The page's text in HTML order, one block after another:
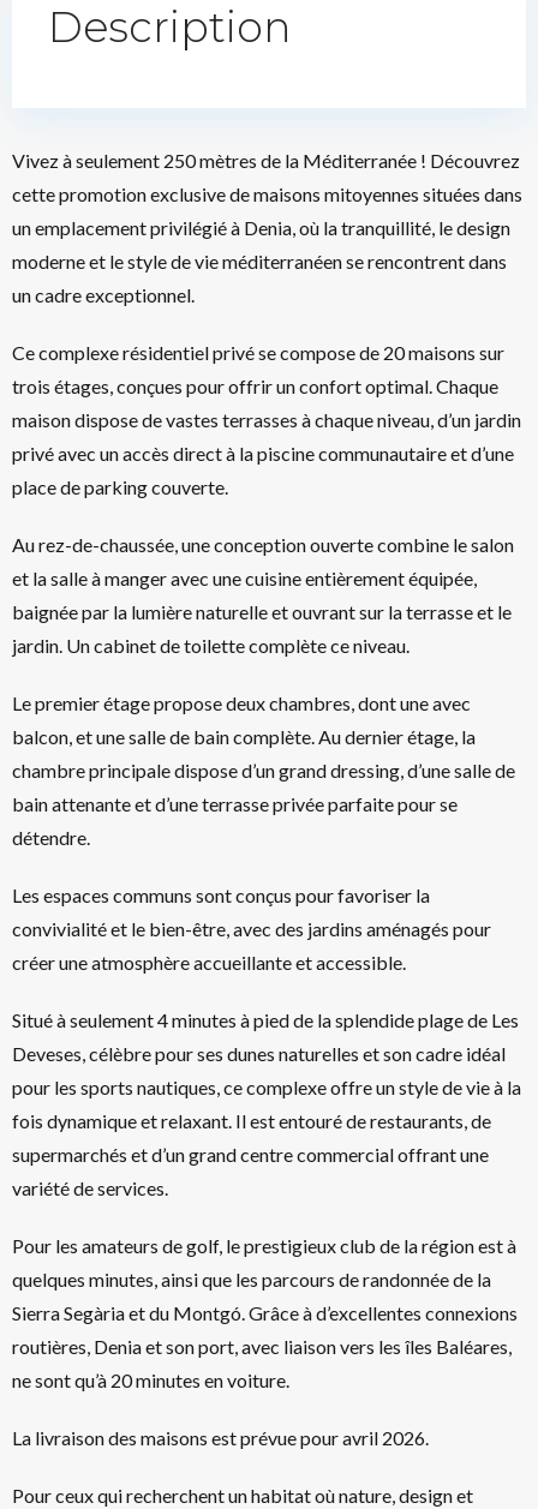
Description
Vivez à seulement 250 mètres de la Méditerranée ! Découvrez
cette promotion exclusive de maisons mitoyennes situées dans
un emplacement privilégié à Denia, où la tranquillité, le design
moderne et le style de vie méditerranéen se rencontrent dans
un cadre exceptionnel.
Ce complexe résidentiel privé se compose de 20 maisons sur
trois étages, conçues pour offrir un confort optimal. Chaque
maison dispose de vastes terrasses à chaque niveau, d’un jardin
privé avec un accès direct à la piscine communautaire et d’une
place de parking couverte.
Au rez-de-chaussée, une conception ouverte combine le salon
et la salle à manger avec une cuisine entièrement équipée,
baignée par la lumière naturelle et ouvrant sur la terrasse et le
jardin. Un cabinet de toilette complète ce niveau.
Le premier étage propose deux chambres, dont une avec
balcon, et une salle de bain complète. Au dernier étage, la
chambre principale dispose d’un grand dressing, d’une salle de
bain attenante et d’une terrasse privée parfaite pour se
détendre.
Les espaces communs sont conçus pour favoriser la
convivialité et le bien-être, avec des jardins aménagés pour
créer une atmosphère accueillante et accessible.
Situé à seulement 4 minutes à pied de la splendide plage de Les
Deveses, célèbre pour ses dunes naturelles et son cadre idéal
pour les sports nautiques, ce complexe offre un style de vie à la
fois dynamique et relaxant. Il est entouré de restaurants, de
supermarchés et d’un grand centre commercial offrant une
variété de services.
Pour les amateurs de golf, le prestigieux club de la région est à
quelques minutes, ainsi que les parcours de randonnée de la
Sierra Segària et du Montgó. Grâce à d’excellentes connexions
routières, Denia et son port, avec liaison vers les îles Baléares,
ne sont qu’à 20 minutes en voiture.
La livraison des maisons est prévue pour avril 2026.
Pour ceux qui recherchent un habitat où nature, design et